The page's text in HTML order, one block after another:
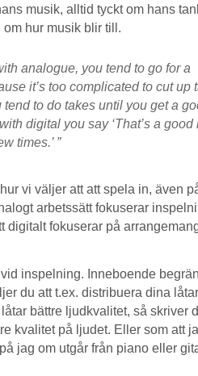
musik, alltid tyckt om hans
hur musik blir till.
analogue, you tend to go for a
it’s too complicated to cut up
tend to do takes until you get a
digital you say ‘That’s a good
times.’ ”
vi väljer att att spela in, även
arbetssätt fokuserar
digitalt fokuserar på
inspelning. Inneboende
du att t.ex. distribuera dina
bättre ljudkvalitet, så skriver
kvalitet på ljudet. Eller som att
jag om utgår från piano eller